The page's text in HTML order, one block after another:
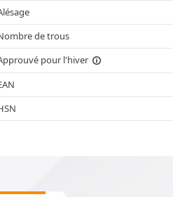
de trous
pour l'hiver